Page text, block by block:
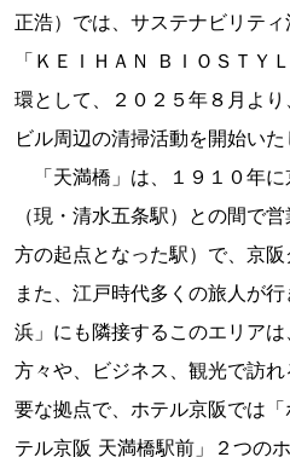
正浩）では、サステナビリティ
「ＫＥＩＨＡＮ ＢＩＯＳＴ
環として、２０２５年８月よ
ビル周辺の清掃活動を開始いた
「天満橋」は、１９１０年
（現・清水五条駅）との間で
方の起点となった駅）で、京阪
また、江戸時代多くの旅人が
浜」にも隣接するこのエリア
方々や、ビジネス、観光で訪
要な拠点で、ホテル京阪では
テル京阪 天満橋駅前」２つの